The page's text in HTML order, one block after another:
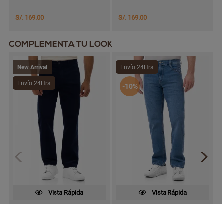
S/. 169.00 S/. 169.00
COMPLEMENTA TU LOOK
New Arrival
Envío 24Hrs
Vista Rápida
Envío 24Hrs
-10%
Vista Rápida